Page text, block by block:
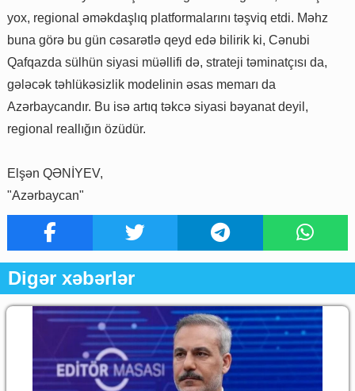
yox, regional əməkdaşlıq platformalarını təşviq etdi. Məhz
buna görə bu gün cəsarətlə qeyd edə bilirik ki, Cənubi
Qafqazda sülhün siyasi müəllifi də, strateji təminatçısı da,
gələcək təhlükəsizlik modelinin əsas memarı da
Azərbaycandır. Bu isə artıq təkcə siyasi bəyanat deyil,
regional reallığın özüdür.
Elşən QƏNİYEV,
"Azərbaycan"
Digər xəbərlər